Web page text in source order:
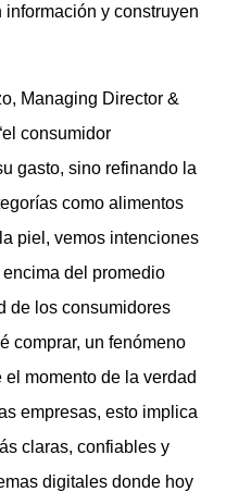
y construyen
Managing Director &
consumidor
gasto, sino refinando la
como alimentos
piel, vemos intenciones
del promedio
de los consumidores
comprar, un fenómeno
momento de la verdad
empresas, esto implica
claras, confiables y
digitales donde hoy